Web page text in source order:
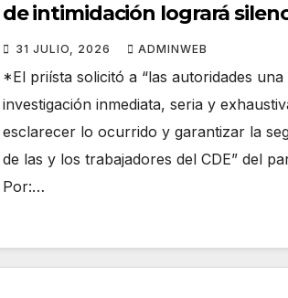
de intimidación logrará
nuestras convicciones:
Añorve ante localización
de fragmentación en CDE
Guerrero
31 JULIO, 2026 ADMINWEB
*El priísta solicitó a “las autoridades una
investigación inmediata, seria y
esclarecer lo ocurrido y garantizar la
de las y los trabajadores del CDE” del
Por:…